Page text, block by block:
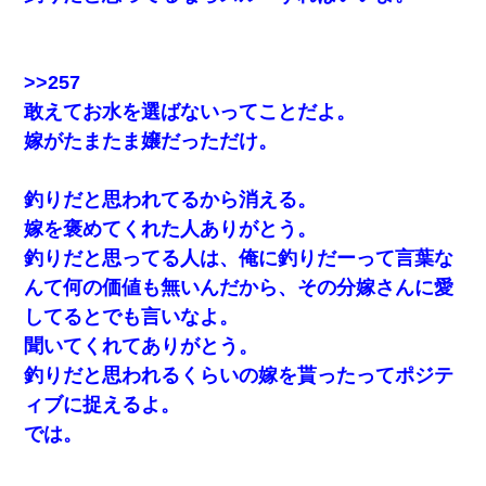
>>257
敢えてお水を選ばないってことだよ。
嫁がたまたま嬢だっただけ。
釣りだと思われてるから消える。
嫁を褒めてくれた人ありがとう。
釣りだと思ってる人は、俺に釣りだーって言葉な
んて何の価値も無いんだから、その分嫁さんに愛
してるとでも言いなよ。
聞いてくれてありがとう。
釣りだと思われるくらいの嫁を貰ったってポジテ
ィブに捉えるよ。
では。